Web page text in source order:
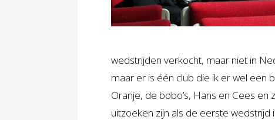
wedstrijden verkocht, maar niet in
maar er is één club die ik er wel een
Oranje, de bobo’s, Hans en Cees en
uitzoeken zijn als de eerste wedstrijd